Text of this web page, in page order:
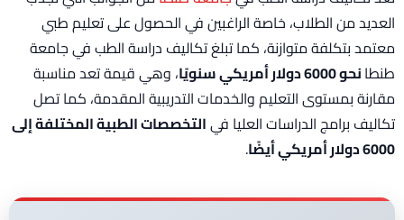
العديد من الطلاب، خاصة الراغبين في الحصول على تعليم طبي
معتمد بتكلفة متوازنة، كما تبلغ تكاليف دراسة الطب في جامعة
طنطانحو 6000 دولار أمريكي سنويًا
، وهي قيمة تعد مناسبة
مقارنة بمستوى التعليم والخدمات التدريبية المقدمة، كما تصل
تكاليف برامج الدراسات العليا فيالتخصصات الطبية المختلفة إلى
6000 دولار أمريكي أيضًا
.